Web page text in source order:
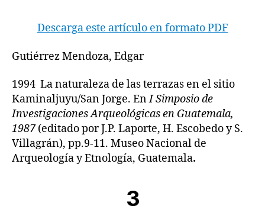
Descarga este artículo en formato PDF
Gutiérrez Mendoza, Edgar
1994 La naturaleza de las terrazas en el sitio
Kaminaljuyu/San Jorge. EnI Simposio de
Investigaciones Arqueológicas en Guatemala,
1987(editado por J.P. Laporte, H. Escobedo y S.
Villagrán), pp.9-11. Museo Nacional de
Arqueología y Etnología, Guatemala.
3